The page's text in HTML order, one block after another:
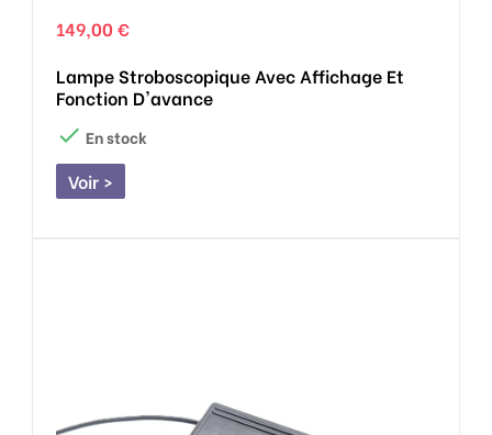
149,00 €
Lampe Stroboscopique Avec Affichage Et
Fonction D'avance
 En stock
Voir >